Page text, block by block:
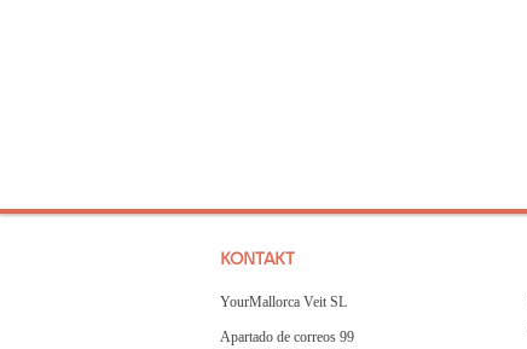
KONTAKT
YourMallorca Veit SL
Apartado de correos 99